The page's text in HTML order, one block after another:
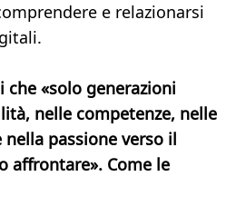
e relazionarsi
che «solo generazioni
nelle competenze, nelle
passione verso il
affrontare». Come le